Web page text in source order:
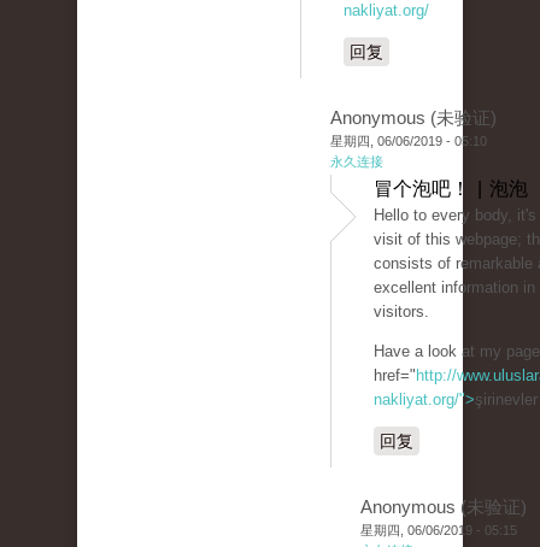
nakliyat.org/
回复
Anonymous (未验证)
星期四, 06/06/2019 - 05:10
永久连接
冒个泡吧！ | 泡泡
Hello to every body,
visit of this webpage;
consists of remarkable
excellent information in
visitors.
Have a look at my
href=" http://
nakliyat.org/">
回复
Anonymous (未验证)
星期四, 06/06/2019 - 05:15